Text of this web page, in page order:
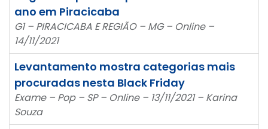
ano em Piracicaba
G1 – PIRACICABA E REGIÃO – MG – Online –
14/11/2021
Levantamento mostra categorias mais
procuradas nesta Black Friday
Exame – Pop – SP – Online – 13/11/2021 – Karina
Souza